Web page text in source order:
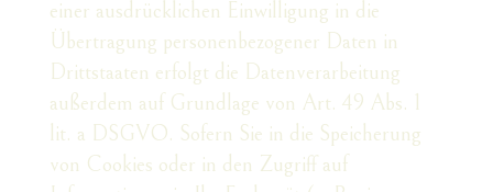
einer ausdrücklichen Einwilligung in die
Übertragung personenbezogener Daten in
Drittstaaten erfolgt die Datenverarbeitung
außerdem auf Grundlage von Art. 49 Abs. 1
lit. a DSGVO. Sofern Sie in die Speicherung
von Cookies oder in den Zugriff auf